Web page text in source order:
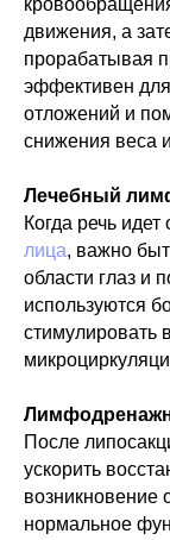
движения, а
прорабатывая
эффективен
отложений и
снижения веса
Лечебный
Когда речь
лица, важно
области глаз и
используются
стимулировать
После
ускорить
возникновение
нормальное